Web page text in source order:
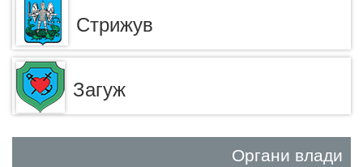
Стрижув
Загуж
Органи влади